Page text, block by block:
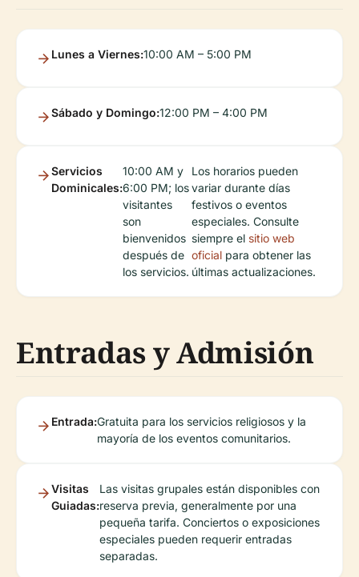
Lunes a Viernes:10:00 AM – 5:00 PM
Sábado y Domingo:12:00 PM – 4:00 PM
Servicios
Dominicales:
10:00 AM y
6:00 PM; los
visitantes
son
bienvenidos
después de
los servicios.
Los horarios pueden
variar durante días
festivos o eventos
especiales. Consulte
siempre el sitio web
oficial para obtener las
últimas actualizaciones.
Entradas y Admisión
Entrada:Gratuita para los servicios religiosos y la
mayoría de los eventos comunitarios.
Visitas
Guiadas:
Las visitas grupales están disponibles con
reserva previa, generalmente por una
pequeña tarifa. Conciertos o exposiciones
especiales pueden requerir entradas
separadas.